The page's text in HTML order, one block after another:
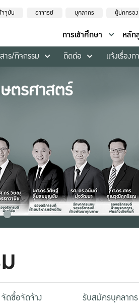
จุบัน อาจารย์ บุคลากร ผู้ปกครอง
การเข้าศึกษา หลัก
าร/กิจกรรม ติดต่อ แจ้งเรื่อง
จัดซื้อจัดจ้าง รับสมัครบุคลากร